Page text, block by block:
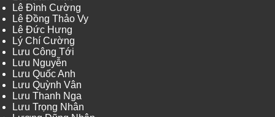
Lê Đình Cường
Lê Đồng Thảo Vy
Lê Đức Hưng
Lý Chí Cường
Lưu Công Tới
Lưu Nguyễn
Lưu Quốc Anh
Lưu Quỳnh Vân
Lưu Thanh Nga
Lưu Trọng Nhân